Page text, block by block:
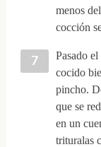
menos
cocción
Pasado
cocido
pincho.
que se
en un
trituralas